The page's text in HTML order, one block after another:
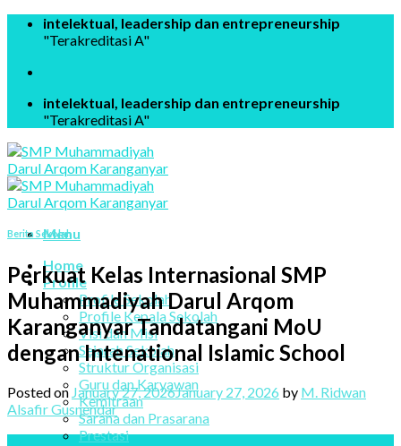
Skip
intelektual, leadership dan entrepreneurship
"Terakreditasi A"
intelektual, leadership dan entrepreneurship
"Terakreditasi A"
Menu
Home
Profile
Profile Sekolah
Profile Kepala Sekolah
Visi dan Misi
Sejarah Sekolah
Struktur Organisasi
Guru dan Karyawan
Kemitraan
Sarana dan Prasarana
Prestasi
Berita Sekolah
Perkuat Kelas Internasional SMP
Muhammadiyah Darul Arqom
Karanganyar Tandatangani MoU
dengan Intenational Islamic School
Posted on January 27, 2026January 27, 2026 by M. Ridwan
Alsafir Gusnendar